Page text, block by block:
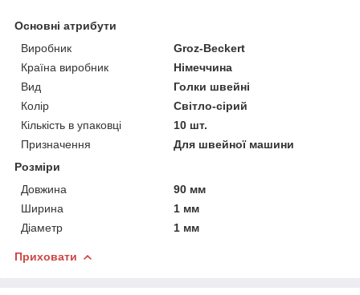
Основні атрибути
Виробник
Groz-Beckert
Країна виробник
Німеччина
Вид
Голки швейні
Колір
Світло-сірий
Кількість в упаковці
10 шт.
Призначення
Для швейної машини
Розміри
Довжина
90 мм
Ширина
1 мм
Діаметр
1 мм
Приховати